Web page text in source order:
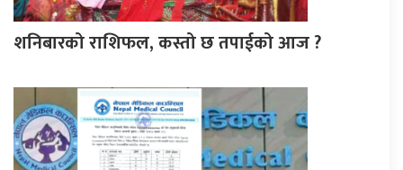
शनिबारको राशिफल, कस्तो छ तपाईको आज ?